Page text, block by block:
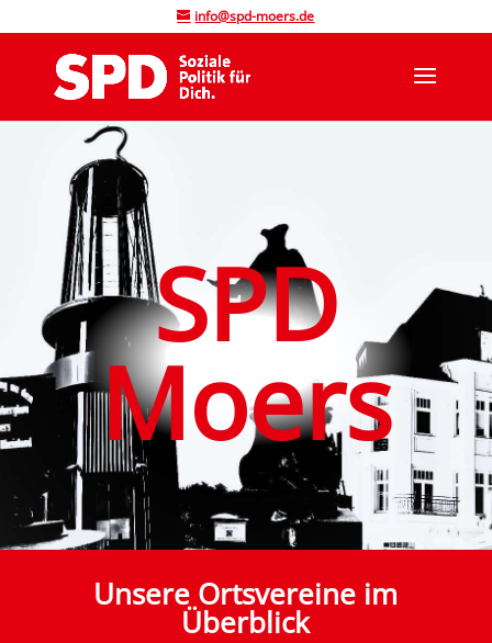
info@spd-moers.de
SPD
Moers
Unsere Ortsvereine im
Überblick